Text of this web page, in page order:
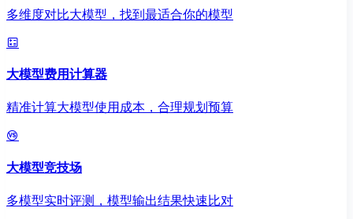
多维度对比大模型，找到最适合你的模型
大模型费用计算器
精准计算大模型使用成本，合理规划预算
大模型竞技场
多模型实时评测，模型输出结果快速比对